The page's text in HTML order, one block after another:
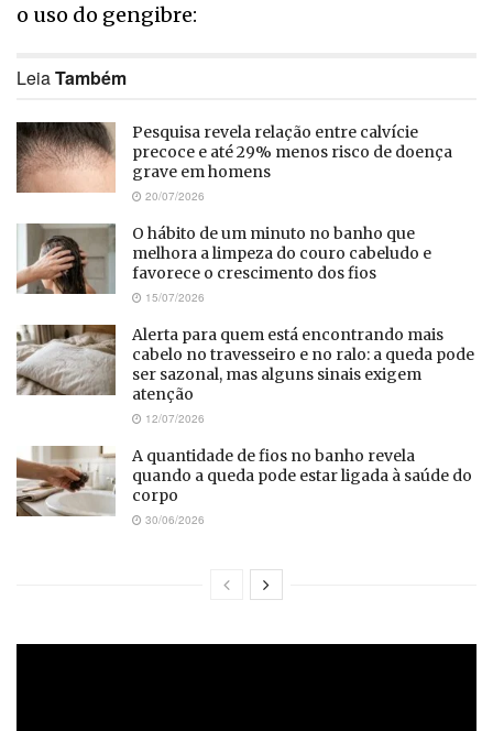
o uso do gengibre:
LeiaTambém
Pesquisa revela relação entre calvície
precoce e até 29% menos risco de doença
grave em homens
20/07/2026
O hábito de um minuto no banho que
melhora a limpeza do couro cabeludo e
favorece o crescimento dos fios
15/07/2026
Alerta para quem está encontrando mais
cabelo no travesseiro e no ralo: a queda pode
ser sazonal, mas alguns sinais exigem
atenção
12/07/2026
A quantidade de fios no banho revela
quando a queda pode estar ligada à saúde do
corpo
30/06/2026